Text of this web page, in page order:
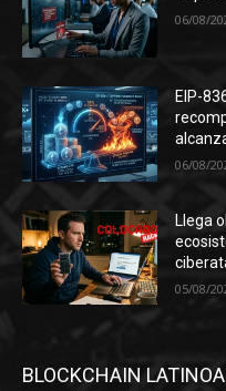
06/08/
EIP-
06/08/
Llega
05/08/
BLOCKCHAIN